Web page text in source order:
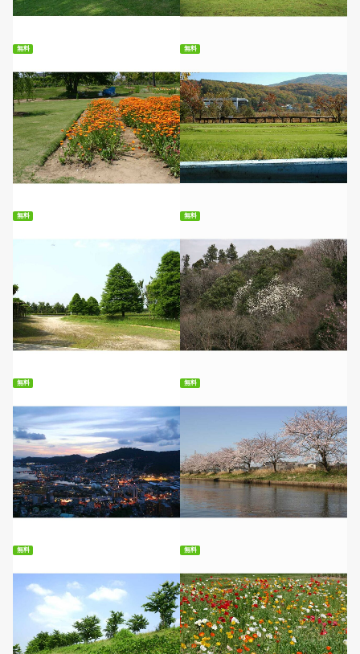
無料ダウンロード 無料ダウンロード
無料
無料ダウンロード
無料
無料ダウンロード
無料
無料ダウンロード
無料
無料ダウンロード
無料
無料ダウンロード
無料
無料ダウンロード
無料 無料